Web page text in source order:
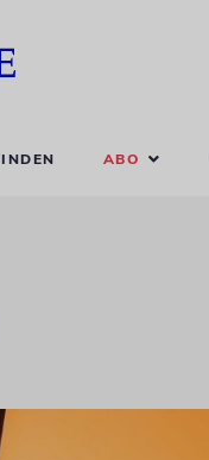
ABO